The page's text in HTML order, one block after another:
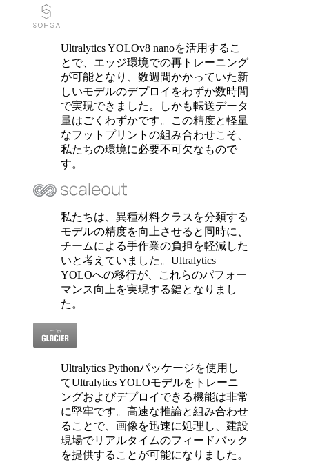
Ultralytics YOLOv8 nanoを活用するこ
とで、エッジ環境での再トレーニング
が可能となり、数週間かかっていた新
しいモデルのデプロイをわずか数時間
で実現できました。しかも転送データ
量はごくわずかです。この精度と軽量
なフットプリントの組み合わせこそ、
私たちの環境に必要不可欠なもので
す。
私たちは、異種材料クラスを分類する
モデルの精度を向上させると同時に、
チームによる手作業の負担を軽減した
いと考えていました。Ultralytics
YOLOへの移行が、これらのパフォー
マンス向上を実現する鍵となりまし
た。
Ultralytics Pythonパッケージを使用し
てUltralytics YOLOモデルをトレーニ
ングおよびデプロイできる機能は非常
に堅牢です。高速な推論と組み合わせ
ることで、画像を迅速に処理し、建設
現場でリアルタイムのフィードバック
を提供することが可能になりました。